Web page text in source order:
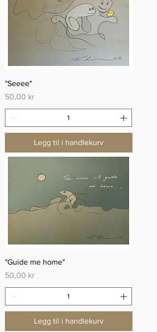
"Seeee"
Pris
50,00 kr
Legg til i handlekurv
"Guide me home"
Pris
50,00 kr
Legg til i handlekurv